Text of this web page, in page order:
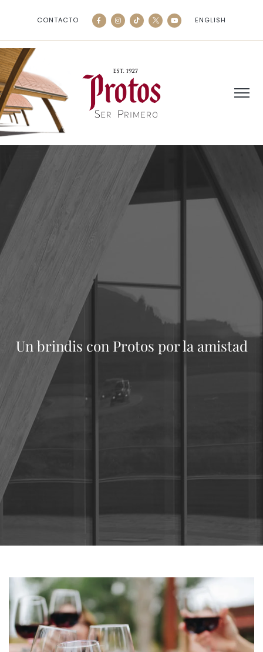
CONTACTO ENGLISH
Un brindis con Protos por la amistad